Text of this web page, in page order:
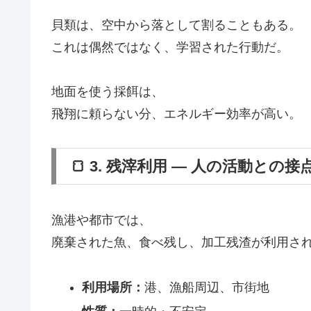
貝類は、空中から落として割ることもある。
これは偶然ではなく、学習された行動だ。
地面を使う採餌は、
飛翔に頼らない分、エネルギー効率が高い。
🍞 3. 残滓利用 ― 人の活動との接
漁港や都市では、
廃棄された魚、食べ残し、加工残渣が利用され
利用場所： 港、漁船周辺、市街地